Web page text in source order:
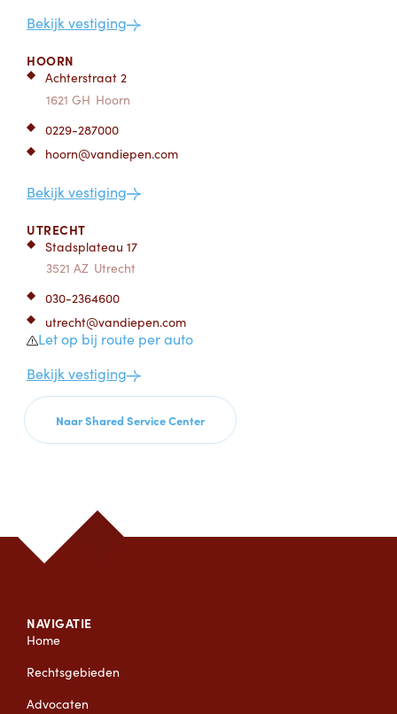
Bekijk vestiging
HOORN
Achterstraat 2
1621 GH Hoorn
0229-287000
hoorn@vandiepen.com
Bekijk vestiging
UTRECHT
Stadsplateau 17
3521 AZ Utrecht
030-2364600
utrecht@vandiepen.com
Let op bij route per auto
Bekijk vestiging
Naar Shared Service Center
NAVIGATIE
Home
Rechtsgebieden
Advocaten